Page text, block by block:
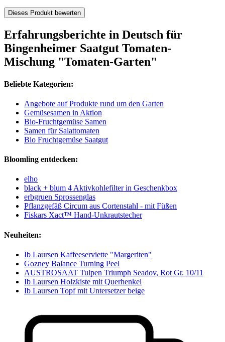
Dieses Produkt bewerten
Erfahrungsberichte in Deutsch für
Bingenheimer Saatgut Tomaten-
Mischung "Tomaten-Garten"
Beliebte Kategorien:
Angebote auf Produkte rund um den Garten
Gemüsesamen in Aktion
Bio-Fruchtgemüse Samen
Samen für Salattomaten
Bio Fruchtgemüse Saatgut
Bloomling entdecken:
elho
black + blum 4 Aktivkohlefilter in Geschenkbox
erbgruen Sprossenglas
Pflanzgefäß Circum aus Cortenstahl - mit Füßen
Fiskars Xact™ Hand-Unkrautstecher
Neuheiten:
Ib Laursen Kaffeeserviette "Margeriten"
Gozney Balance Turning Peel
AUSTROSAAT Tulpen Triumph Seadov, Rot Gr. 10/11
Ib Laursen Holzkiste mit Querhenkel
Ib Laursen Topf mit Untersetzer beige